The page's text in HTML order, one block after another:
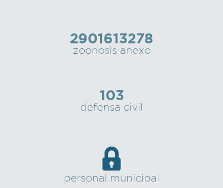
2901613278
zoonosis anexo
103
defensa civil
personal municipal